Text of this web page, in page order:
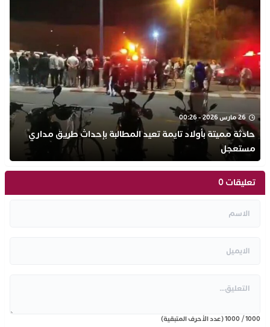
26 مارس 2026 - 00:26
حادثة مميتة بأولاد تايمة تعيد المطالبة بإحداث طريق مداري
مستعجل
تعليقات 0
1000
/
1000(عدد الأحرف المتبقية)